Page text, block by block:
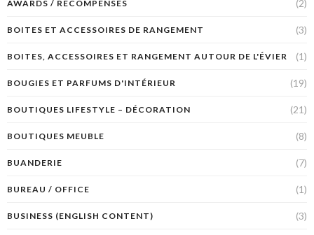
AWARDS / RÉCOMPENSES (2)
BOITES ET ACCESSOIRES DE RANGEMENT (3)
BOITES, ACCESSOIRES ET RANGEMENT AUTOUR DE L'ÉVIER (1)
BOUGIES ET PARFUMS D'INTÉRIEUR (19)
BOUTIQUES LIFESTYLE – DÉCORATION (21)
BOUTIQUES MEUBLE (8)
BUANDERIE (7)
BUREAU / OFFICE (1)
BUSINESS (ENGLISH CONTENT) (3)